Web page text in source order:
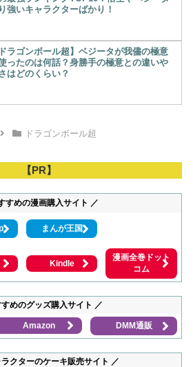
強いキャラクターばかり！
ドラゴンボール超】ベジータが我儘の極意
ったのは何話？身勝手の極意との違いや
はどのくらい？
ドラゴンボール超
【PR】
すめの漫画購入サイト ／
まんが王国
Kindle
漫画全巻ドット
コム
すめのグッズ購入サイト ／
Amazon DMM通販
クターのケーキ販売サイト ／